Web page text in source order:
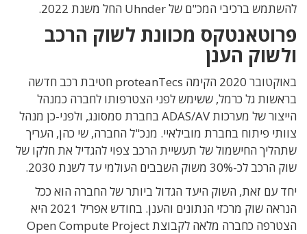
להשתמש ברכיבי המכ"ם של Uhnder החל משנת 2022.
פרוטאנטקס מכוונת לשוק הרכב
ולשוק הענן
באוקטובר 2020 הקימה proteanTecs חטיבת רכב חדשה
בראשות גל כרמל, ששימש לפני הצטרפותו לחברה כמנהל
הייצור של מערכות ADAS/AV בחברת סמסונג, ולפני-כן מנהל
צוותי פיתוח בחברת מובילאיי. מנכ"ל החברה, שי כהן, העריך
שתהליך החישמול של תעשיית הרכב צפוי להגדיל את חלקו של
שוק הרכב לכ-30% משוק השבבים העולמי עד לשנת 2030.
יחד עם זאת, השוק היעד הגדול ביותר של החברה הוא ככל
הנראה שוק מרכזי הנתונים והענן. בחודש אפריל 2021 היא
הצטרפה כחברה מלאה לקבוצת Open Compute Project